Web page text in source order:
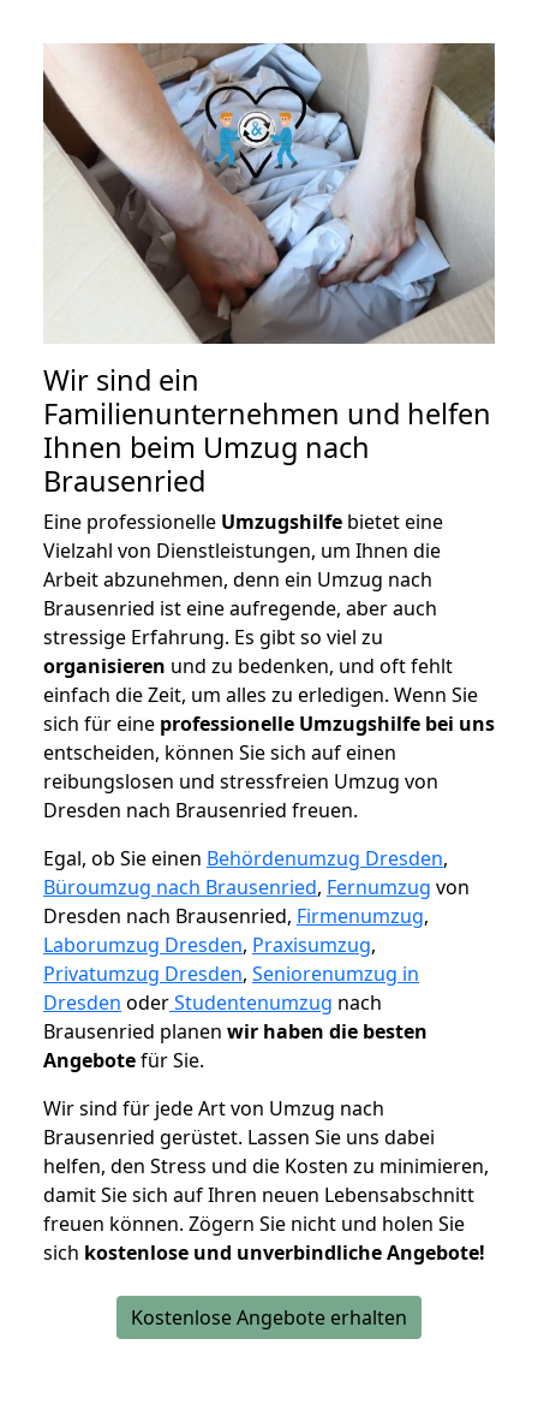
Wir sind ein
Familienunternehmen und helfen
Ihnen beim Umzug nach
Brausenried
Eine professionelle Umzugshilfe bietet eine
Vielzahl von Dienstleistungen, um Ihnen die
Arbeit abzunehmen, denn ein Umzug nach
Brausenried ist eine aufregende, aber auch
stressige Erfahrung. Es gibt so viel zu
organisieren und zu bedenken, und oft fehlt
einfach die Zeit, um alles zu erledigen. Wenn Sie
sich für eine professionelle Umzugshilfe bei uns
entscheiden, können Sie sich auf einen
reibungslosen und stressfreien Umzug von
Dresden nach Brausenried freuen.
Egal, ob Sie einen Behördenumzug Dresden,
Büroumzug nach Brausenried, Fernumzug von
Dresden nach Brausenried, Firmenumzug,
Laborumzug Dresden, Praxisumzug,
Privatumzug Dresden, Seniorenumzug in
Dresden oderStudentenumzug nach
Brausenried planen wir haben die besten
Angebotefür Sie.
Wir sind für jede Art von Umzug nach
Brausenried gerüstet. Lassen Sie uns dabei
helfen, den Stress und die Kosten zu minimieren,
damit Sie sich auf Ihren neuen Lebensabschnitt
freuen können. Zögern Sie nicht und holen Sie
sich kostenlose und unverbindliche Angebote!
Kostenlose Angebote erhalten